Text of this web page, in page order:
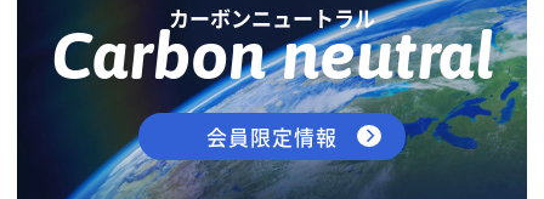
カーボンニュートラル
Carbon neutral
会員限定情報